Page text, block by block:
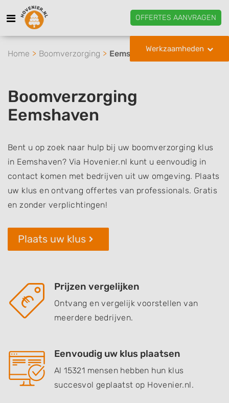
OFFERTES AANVRAGEN
Werkzaamheden
Home Boomverzorging Eemshaven
Boomverzorging
Eemshaven
Bent u op zoek naar hulp bij uw boomverzorging klus
in Eemshaven? Via Hovenier.nl kunt u eenvoudig in
contact komen met bedrijven uit uw omgeving. Plaats
uw klus en ontvang offertes van professionals. Gratis
en zonder verplichtingen!
Plaats uw klus
Prijzen vergelijken
Ontvang en vergelijk voorstellen van
meerdere bedrijven.
Eenvoudig uw klus plaatsen
Al 15321 mensen hebben hun klus
succesvol geplaatst op Hovenier.nl.